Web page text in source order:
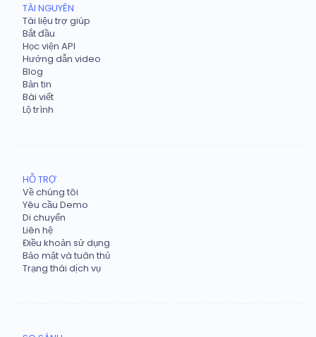
TÀI NGUYÊN
Tài liệu trợ giúp
Bắt đầu
Học viện API
Hướng dẫn video
Blog
Bản tin
Bài viết
Lộ trình
HỖ TRỢ
Về chúng tôi
Yêu cầu Demo
Di chuyển
Liên hệ
Điều khoản sử dụng
Bảo mật và tuân thủ
Trạng thái dịch vụ